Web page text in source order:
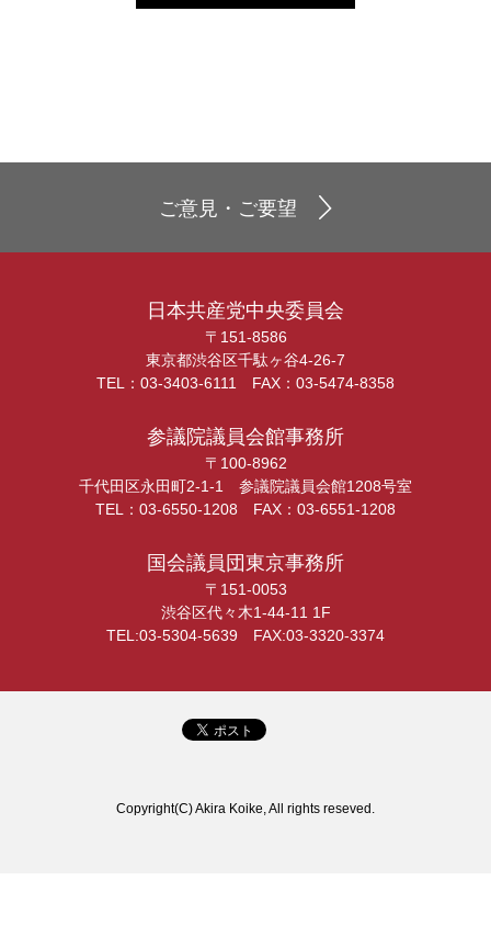
ご意見・ご要望
日本共産党中央委員会
〒151-8586
東京都渋谷区千駄ヶ谷4-26-7
TEL：03-3403-6111 FAX：03-5474-8358
参議院議員会館事務所
〒100-8962
千代田区永田町2-1-1 参議院議員会館1208号室
TEL：03-6550-1208 FAX：03-6551-1208
国会議員団東京事務所
〒151-0053
渋谷区代々木1-44-11 1F
TEL:03-5304-5639 FAX:03-3320-3374
Copyright(C) Akira Koike, All rights reseved.